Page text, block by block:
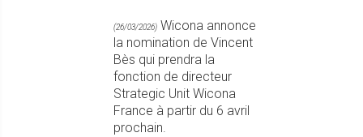
(26/03/2026) Wicona annonce
la nomination de Vincent
Bès qui prendra la
fonction de directeur
Strategic Unit Wicona
France à partir du 6 avril
prochain.